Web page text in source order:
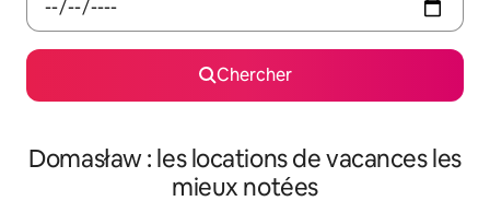
Chercher
Domasław : les locations de vacances les
mieux notées